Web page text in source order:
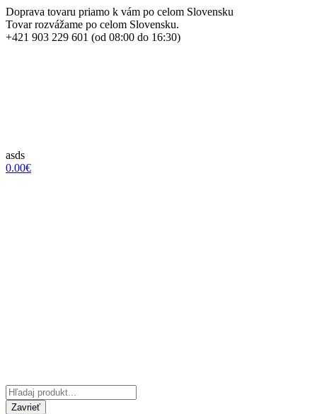
Doprava tovaru priamo k vám po celom Slovensku
Tovar rozvážame po celom Slovensku.
+421 903 229 601 (od 08:00 do 16:30)
asds
0.00€
Zavrieť